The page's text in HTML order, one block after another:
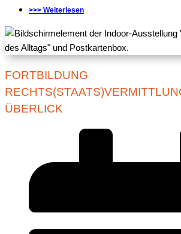
>>> Weiterlesen
FORTBILDUNG
ÜBERLICK